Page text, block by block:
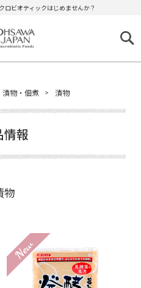
ロビオティックはじめませんか？
漬物・佃煮 漬物
情報
物